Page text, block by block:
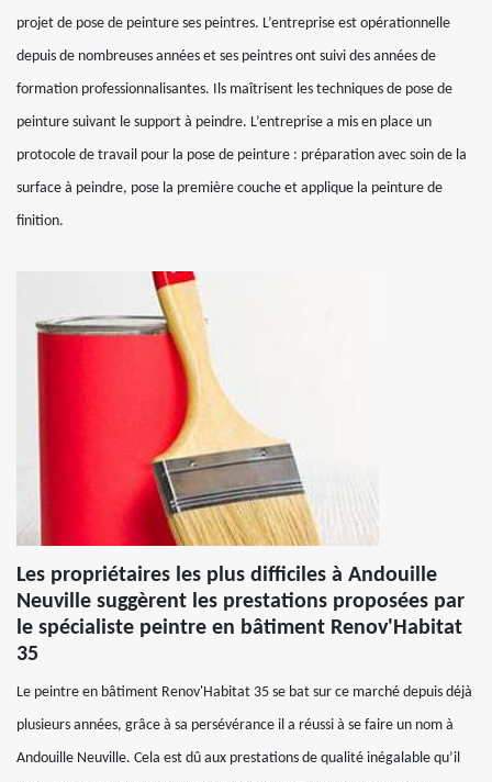
projet de pose de peinture ses peintres. L’entreprise est opérationnelle
depuis de nombreuses années et ses peintres ont suivi des années de
formation professionnalisantes. Ils maîtrisent les techniques de pose de
peinture suivant le support à peindre. L’entreprise a mis en place un
protocole de travail pour la pose de peinture : préparation avec soin de la
surface à peindre, pose la première couche et applique la peinture de
finition.
Les propriétaires les plus difficiles à Andouille
Neuville suggèrent les prestations proposées par
le spécialiste peintre en bâtiment Renov'Habitat
35
Le peintre en bâtiment Renov'Habitat 35 se bat sur ce marché depuis déjà
plusieurs années, grâce à sa persévérance il a réussi à se faire un nom à
Andouille Neuville. Cela est dû aux prestations de qualité inégalable qu’il